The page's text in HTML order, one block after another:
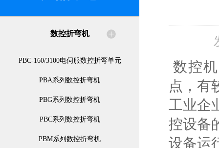
数控折弯机
PBC-160/3100电伺服数控折弯单元
PBA系列数控折弯机
PBG系列数控折弯机
PBC系列数控折弯机
PBM系列数控折弯机
数控
点，有
工业企
控设备
设备运